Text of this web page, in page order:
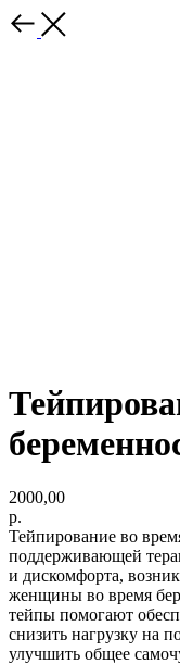
2000,00
р.
Тейпирование во
поддерживающей
и дискомфорта,
женщины во время
тейпы помогают
снизить нагрузку на
улучшить общее